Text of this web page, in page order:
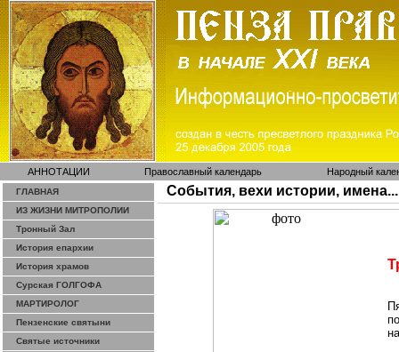
АННОТАЦИИ Православный календарь Народный
ГЛАВНАЯ
ИЗ ЖИЗНИ МИТРОПОЛИИ
Тронный Зал
История епархии
История храмов
Сурская ГОЛГОФА
МАРТИРОЛОГ
Пензенские святыни
Святые источники
События, вехи истории, имена...